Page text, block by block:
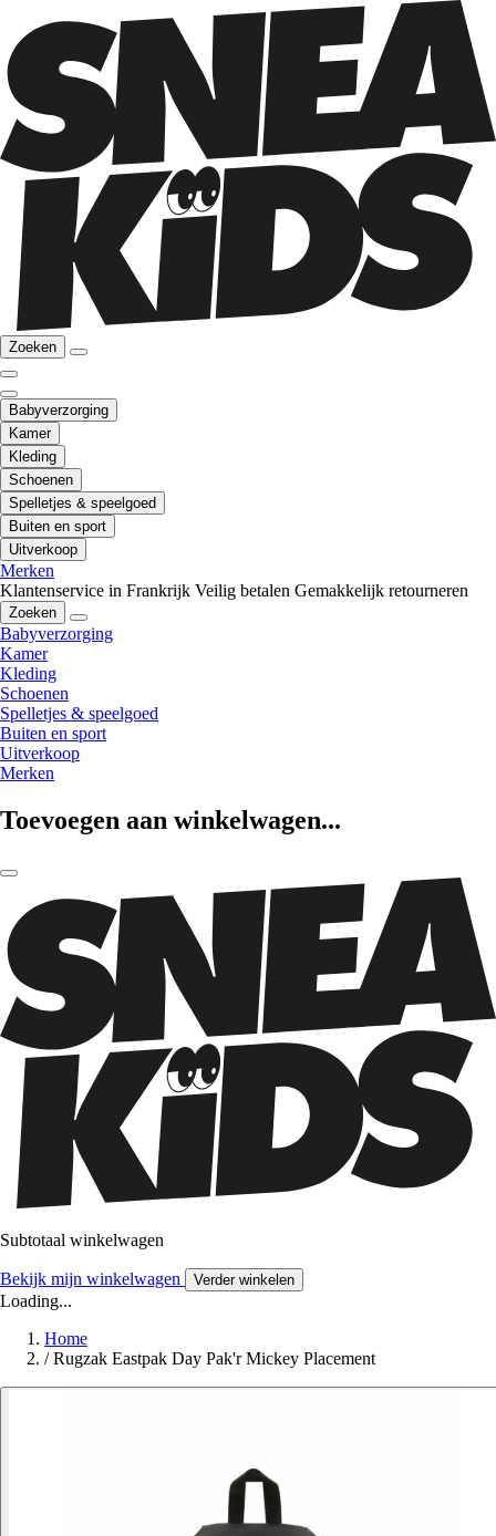
Zoeken
Babyverzorging
Kamer
Kleding
Schoenen
Spelletjes & speelgoed
Buiten en sport
Uitverkoop
Merken
Klantenservice in Frankrijk Veilig betalen Gemakkelijk retourneren
Zoeken
Babyverzorging
Kamer
Kleding
Schoenen
Spelletjes & speelgoed
Buiten en sport
Uitverkoop
Merken
Toevoegen aan winkelwagen...
Subtotaal winkelwagen
Bekijk mijn winkelwagen Verder winkelen
Loading...
Home
/ Rugzak Eastpak Day Pak'r Mickey Placement